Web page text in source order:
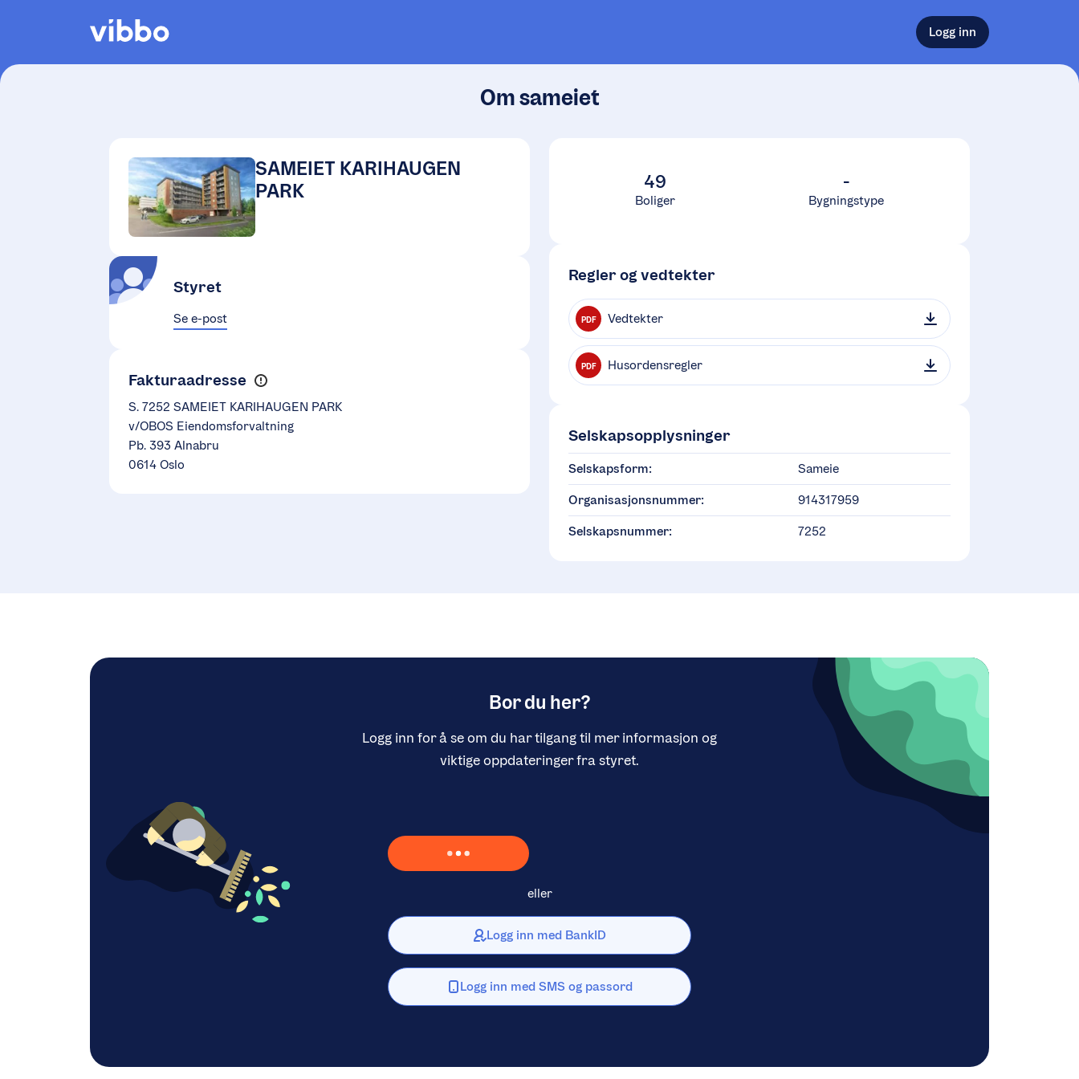
Logg inn
Om sameiet
SAMEIET KARIHAUGEN
PARK
Styret
Se e-post
Fakturaadresse
S. 7252 SAMEIET KARIHAUGEN PARK
v/OBOS Eiendomsforvaltning
Pb. 393 Alnabru
0614 Oslo
49
Boliger
-
Bygningstype
Regler og vedtekter
PDF Vedtekter
PDF Husordensregler
Selskapsopplysninger
Selskapsform: Sameie
Organisasjonsnummer: 914317959
Selskapsnummer: 7252
Bor du her?
Logg inn for å se om du har tilgang til mer informasjon og
viktige oppdateringer fra styret.
Laster inn Vipps …
eller
Logg inn med BankID
Logg inn med SMS og passord